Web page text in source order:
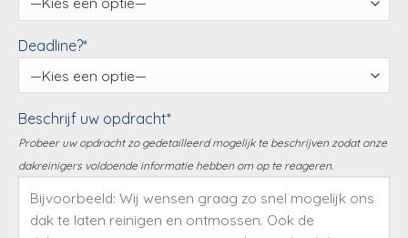
Deadline?*
Beschrijf uw opdracht*
Probeer uw opdracht zo gedetailleerd mogelijk te beschrijven zodat onze
dakreinigers voldoende informatie hebben om op te reageren.